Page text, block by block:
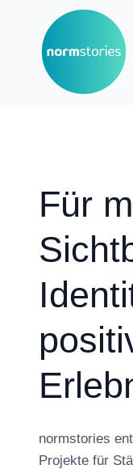
Für
normstories
Projekte für